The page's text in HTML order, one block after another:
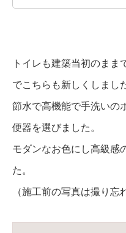
トイレも建築当初のま
でこちらも新しくしまし
節水で高機能で手洗いの
便器を選びました。
モダンなお色にし高級感
た。
（施工前の写真は撮り忘